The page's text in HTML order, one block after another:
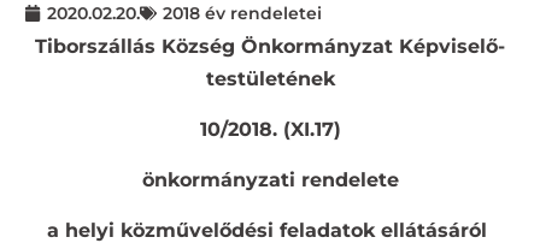
2020.02.20. 2018 év rendeletei
Tiborszállás Község Önkormányzat Képviselő-
testületének
10/2018. (XI.17)
önkormányzati rendelete
a helyi közművelődési feladatok ellátásáról